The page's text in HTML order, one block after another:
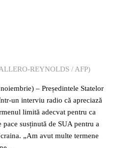
REYNOLDS / AFP)
– Președintele Statelor
un interviu radio că apreciază
limită adecvat pentru ca
susținută de SUA pentru a
„Am avut multe termene